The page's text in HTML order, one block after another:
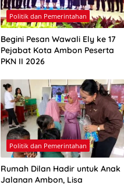
Politik dan Pemerintahan
Begini Pesan Wawali Ely ke 17
Pejabat Kota Ambon Peserta
PKN II 2026
Politik dan Pemerintahan
Rumah Dilan Hadir untuk Anak
Jalanan Ambon, Lisa